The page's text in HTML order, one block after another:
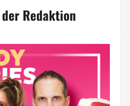
Redaktion